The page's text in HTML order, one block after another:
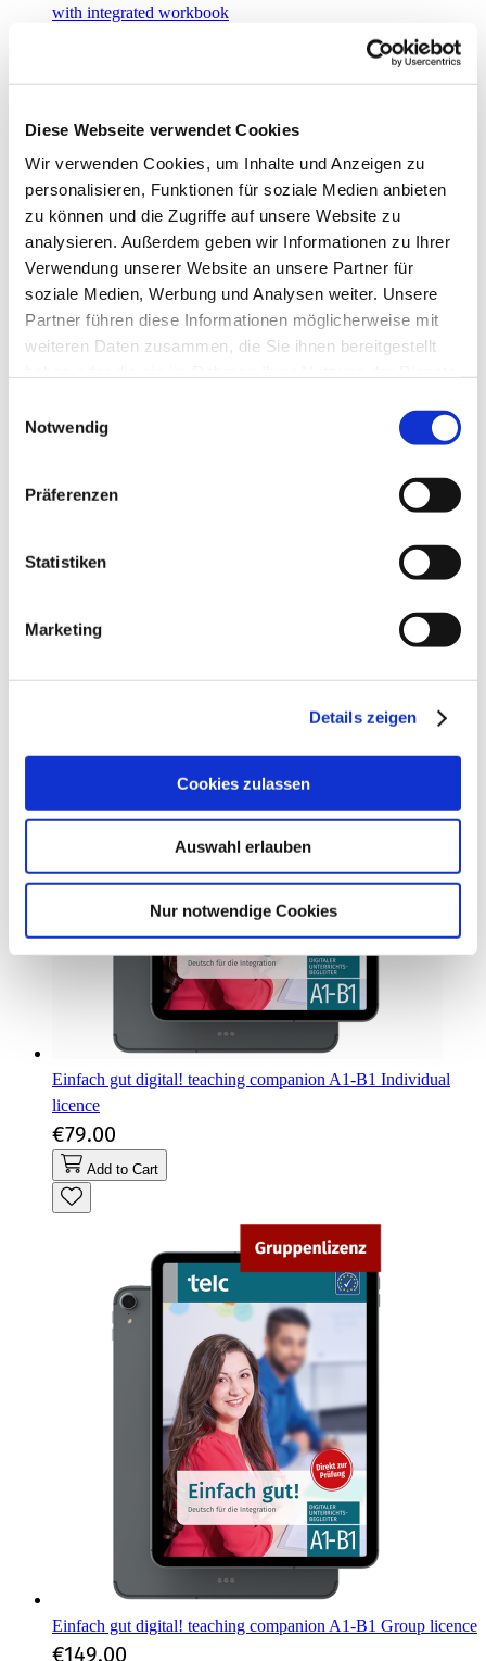
Diese Webseite verwendet Cookies
Wir verwenden Cookies, um Inhalte und Anzeigen zu
personalisieren, Funktionen für soziale Medien anbieten
zu können und die Zugriffe auf unsere Website zu
analysieren. Außerdem geben wir Informationen zu Ihrer
Verwendung unserer Website an unsere Partner für
soziale Medien, Werbung und Analysen weiter. Unsere
Partner führen diese Informationen möglicherweise mit
weiteren Daten zusammen, die Sie ihnen bereitgestellt
Notwendig
Präferenzen
Statistiken
Marketing
Details zeigen
Cookies zulassen
Auswahl erlauben
Nur notwendige Cookies
with integrated workbook
with integrated workbook
Add to Cart
Einfach gut digital! teaching companion A1-B1 Individual
licence
€79.00
Add to Cart
Einfach gut digital! teaching companion A1-B1 Group licence
€149.00